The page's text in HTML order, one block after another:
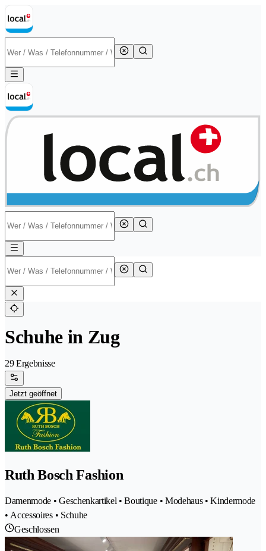
Schuhe in Zug
29 Ergebnisse
Jetzt geöffnet
Ruth Bosch Fashion
Damenmode • Geschenkartikel • Boutique • Modehaus • Kindermode
• Accessoires • Schuhe
Geschlossen